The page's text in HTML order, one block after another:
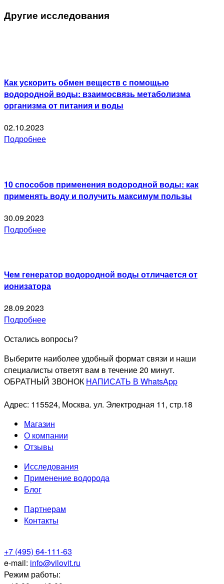
Другие исследования
Как ускорить обмен веществ с помощью
водородной воды: взаимосвязь метаболизма
организма от питания и воды
02.10.2023
Подробнее
10 способов применения водородной воды: как
применять воду и получить максимум пользы
30.09.2023
Подробнее
Чем генератор водородной воды отличается от
ионизатора
28.09.2023
Подробнее
Остались вопросы?
Выберите наиболее удобный формат связи и наши
специалисты ответят вам в течение 20 минут.
ОБРАТНЫЙ ЗВОНОК НАПИСАТЬ В WhatsApp
Адрес: 115524, Москва. ул. Электродная 11, стр.18
Магазин
О компании
Отзывы
Исследования
Применение водорода
Блог
Партнерам
Контакты
+7 (495) 64-111-63
e-mail: info@vilovit.ru
Режим работы: